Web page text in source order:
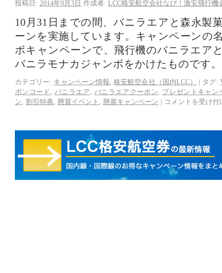
投稿日: 2014年9月3日 作成者: LCC格安航空会社なび！激安飛行機
10月31日までの間、バニラエアと森永製
ーンを実施しています。キャンペーンの
ボキャンペーンで、飛行機のバニラエア
バニラモナカジャンボをかけたものです
カテゴリー: キャンペーン情報 ,格安航空会社（国内LCC） | タグ:
ポンコード
バニラエア バニラエアクーポン
プレゼントキャン
ン 割引特典 懸賞イベント 懸賞キャンペーン | コメントを受け